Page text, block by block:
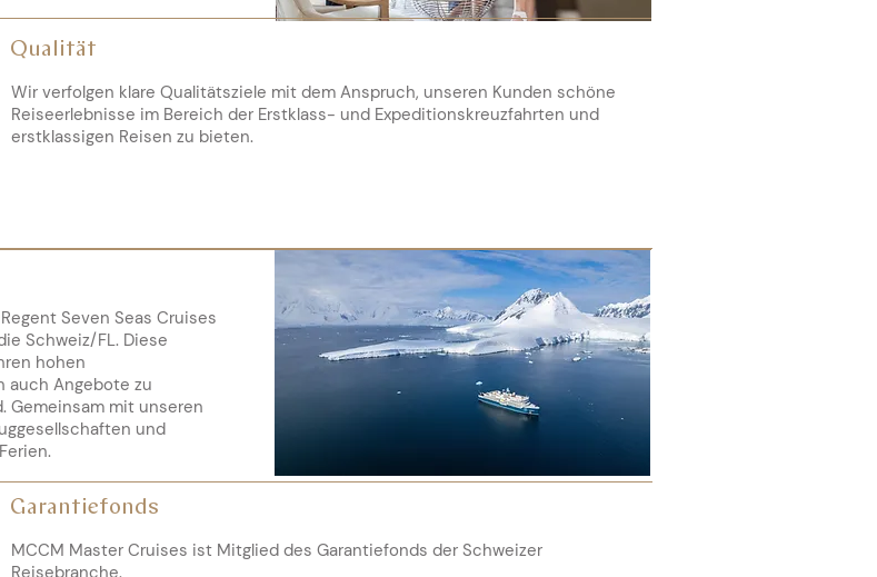
Seven Seas Cruises
Schweiz/FL. Diese
hohen
auch Angebote zu
Gemeinsam mit unseren
und
Qualität
Wir verfolgen klare Qualitätsziele mit dem Anspruch, unseren Kunden schöne
Reiseerlebnisse im Bereich der Erstklass- und Expeditionskreuzfahrten und
erstklassigen Reisen zu bieten.
Garantiefonds
MCCM Master Cruises ist Mitglied des Garantiefonds der Schweizer
Reisebranche.